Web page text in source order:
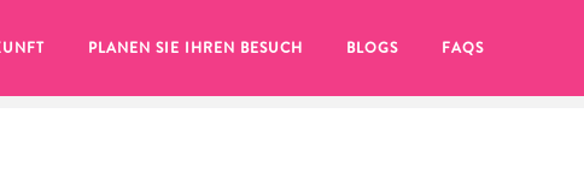
PLANEN SIE IHREN BESUCH BLOGS FAQS